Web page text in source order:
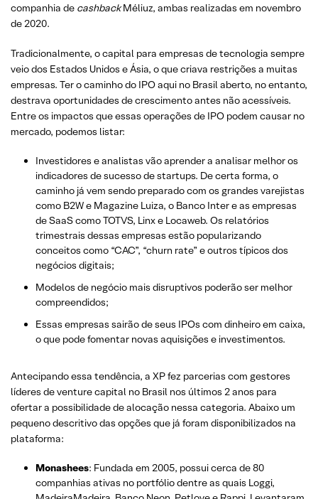
companhia de cashbackMéliuz, ambas realizadas em novembro
de 2020.
Tradicionalmente, o capital para empresas de tecnologia sempre
veio dos Estados Unidos e Ásia, o que criava restrições a muitas
empresas. Ter o caminho do IPO aqui no Brasil aberto, no entanto,
destrava oportunidades de crescimento antes não acessíveis.
Entre os impactos que essas operações de IPO podem causar no
mercado, podemos listar:
Investidores e analistas vão aprender a analisar melhor os
indicadores de sucesso de startups. De certa forma, o
caminho já vem sendo preparado com os grandes varejistas
como B2W e Magazine Luiza, o Banco Inter e as empresas
de SaaS como TOTVS, Linx e Locaweb. Os relatórios
trimestrais dessas empresas estão popularizando
conceitos como “CAC”, “churn rate” e outros típicos dos
negócios digitais;
Modelos de negócio mais disruptivos poderão ser melhor
compreendidos;
Essas empresas sairão de seus IPOs com dinheiro em caixa,
o que pode fomentar novas aquisições e investimentos.
Antecipando essa tendência, a XP fez parcerias com gestores
líderes de venture capital no Brasil nos últimos 2 anos para
ofertar a possibilidade de alocação nessa categoria. Abaixo um
pequeno descritivo das opções que já foram disponibilizados na
plataforma:
Monashees: Fundada em 2005, possui cerca de 80
companhias ativas no portfólio dentre as quais Loggi,